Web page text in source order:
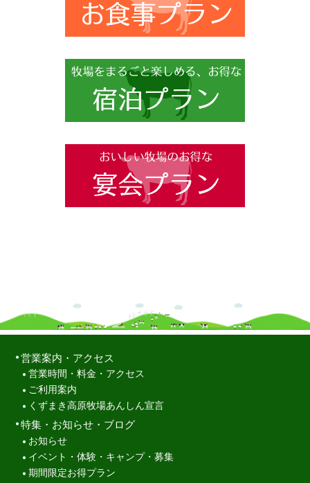
営業案内・アクセス
営業時間・料金・アクセス
ご利用案内
くずまき高原牧場あんしん宣言
特集・お知らせ・ブログ
お知らせ
イベント・体験・キャンプ・募集
期間限定お得プラン